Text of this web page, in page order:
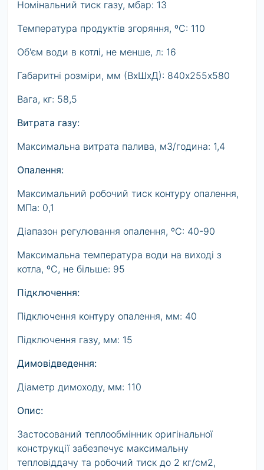
Номінальний тиск газу, мбар: 13
Температура продуктів згоряння, ºС: 110
Об'єм води в котлі, не менше, л: 16
Габаритні розміри, мм (ВхШхД): 840х255х580
Вага, кг: 58,5
Витрата газу:
Максимальна витрата палива, м3/година: 1,4
Опалення:
Максимальний робочий тиск контуру опалення,
МПа: 0,1
Діапазон регулювання опалення, ºС: 40-90
Максимальна температура води на виході з
котла, ºС, не більше: 95
Підключення:
Підключення контуру опалення, мм: 40
Підключення газу, мм: 15
Димовідведення:
Діаметр димоходу, мм: 110
Опис:
Застосований теплообмінник оригінальної
конструкції забезпечує максимальну
тепловіддачу та робочий тиск до 2 кг/см2,